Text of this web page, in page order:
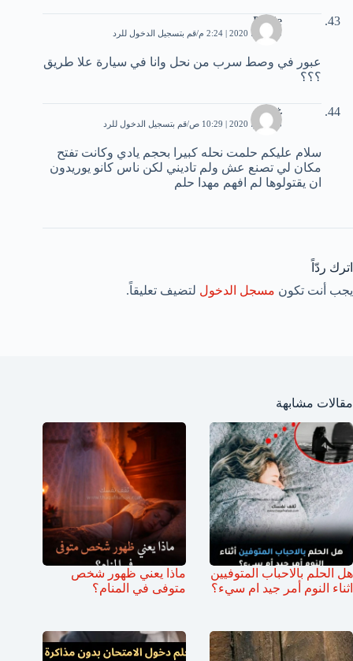
Rabie
23 يونيو، 2020 | 2:24 م قم بتسجيل الدخول للرد
عبور في وصط سرب من نحل وانا في سيارة علا طريق
؟؟؟
غزلان
28 يونيو، 2020 | 10:29 ص قم بتسجيل الدخول للرد
سلام عليكم حلمت نحله كبيرا بحجم يادي وكانت تفتح
مكان لي تصنع عش ولم تاديني لكن ناس كانو يوريدون
ان يقتولوها لم افهم مهدا حلم
اترك ردّاً
يجب أنت تكون مسجل الدخول لتضيف تعليقاً.
مقالات مشابهة
هل الحلم بالاحباب المتوفيين
اثناء النوم أمر جيد ام سيء؟
ماذا يعني ظهور شخص
متوفى في المنام؟